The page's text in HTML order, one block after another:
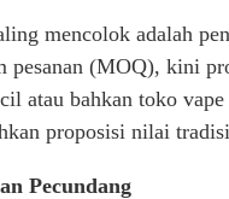
mencolok adalah
(MOQ), kini
atau bahkan toko
proposisi nilai
Pecundang